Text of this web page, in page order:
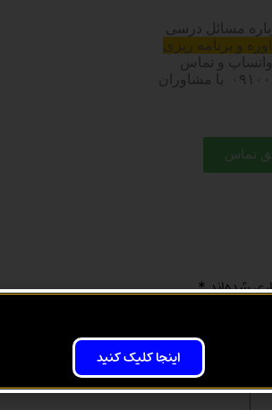
مسائل درسی
و برنامه ریزی
و تماس
مستقیم با شماره ۰۹۱۰۰۸۰۰۷۱۸ با مشاوران
تماس
شده‌اند*
اینجا کلیک کنید